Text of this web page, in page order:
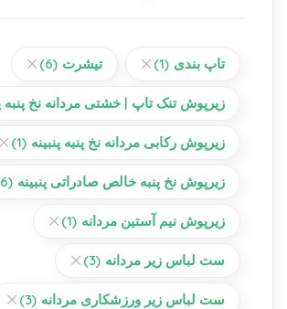
تاپ بندی (1) تیشرت (6)
زیرپوش تنک تاپ | خشتی مردانه نخ پنبه
زیرپوش رکابی مردانه نخ پنبه پنبینه (1)
زیرپوش نخ پنبه خالص صادراتی پنبینه (6)
زیرپوش نیم آستین مردانه (1)
ست لباس زیر مردانه (3)
ست لباس زیر ورزشکاری مردانه (3)